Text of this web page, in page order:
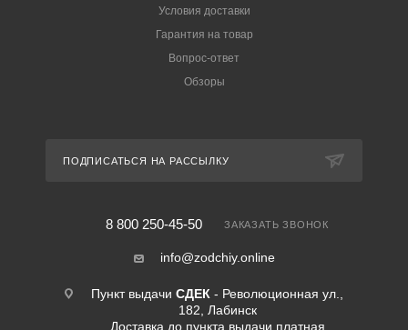
Условия доставки
Гарантия на товар
Вопрос-ответ
Обзоры
ПОДПИСАТЬСЯ НА РАССЫЛКУ
8 800 250-45-50 ЗАКАЗАТЬ ЗВОНОК
info@zodchiy.online
Пункт выдачи СДЕК - Революционная ул.,
182, Лабинск
Доставка до пункта выдачи платная